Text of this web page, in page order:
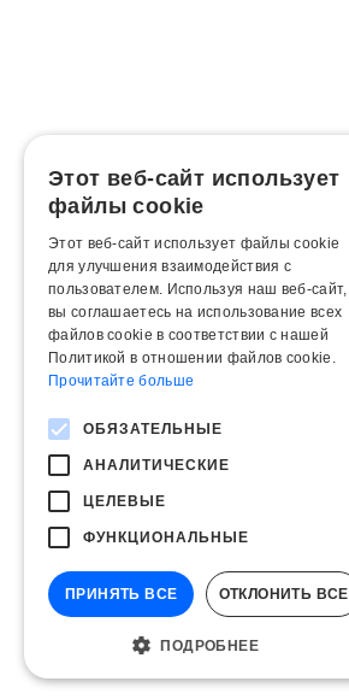
Этот веб-сайт использует
файлы cookie
Этот веб-сайт использует файлы cookie
для улучшения взаимодействия с
пользователем. Используя наш веб-сайт,
вы соглашаетесь на использование всех
файлов cookie в соответствии с нашей
Политикой в ​​отношении файлов cookie.
Прочитайте больше
ОБЯЗАТЕЛЬНЫЕ
АНАЛИТИЧЕСКИЕ
ЦЕЛЕВЫЕ
ФУНКЦИОНАЛЬНЫЕ
ПРИНЯТЬ ВСЕ ОТКЛОНИТЬ ВСЕ
ПОДРОБНЕЕ